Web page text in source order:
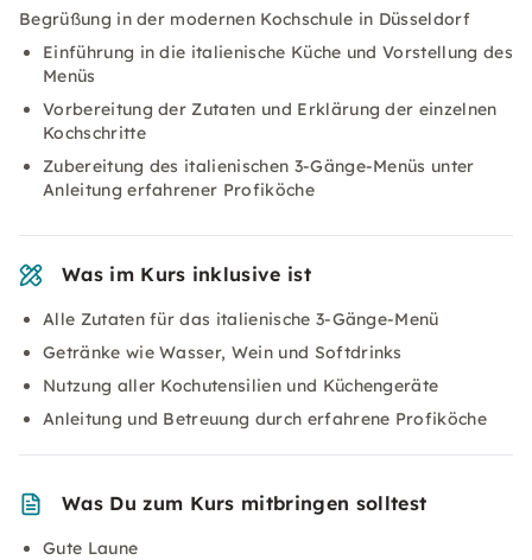
Begrüßung in der modernen Kochschule in Düsseldorf
Einführung in die italienische Küche und Vorstellung des
Menüs
Vorbereitung der Zutaten und Erklärung der einzelnen
Kochschritte
Zubereitung des italienischen 3-Gänge-Menüs unter
Anleitung erfahrener Profiköche
Was im Kurs inklusive ist
Alle Zutaten für das italienische 3-Gänge-Menü
Getränke wie Wasser, Wein und Softdrinks
Nutzung aller Kochutensilien und Küchengeräte
Anleitung und Betreuung durch erfahrene Profiköche
Was Du zum Kurs mitbringen solltest
Gute Laune